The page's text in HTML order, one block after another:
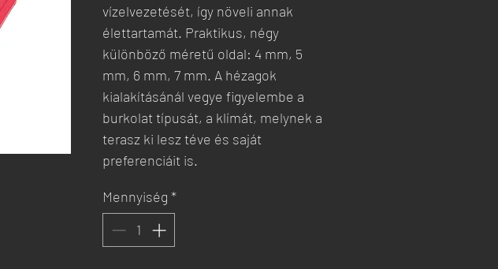
vízelvezetését, így növeli annak
élettartamát. Praktikus, négy
különböző méretű oldal: 4 mm, 5
mm, 6 mm, 7 mm. A hézagok
kialakításánál vegye figyelembe a
burkolat típusát, a klímát, melynek a
terasz ki lesz téve és saját
preferenciáit is.
Mennyiség *